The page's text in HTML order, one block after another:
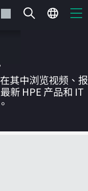
是空的
其中浏览视频、报
新 HPE 产品和 IT